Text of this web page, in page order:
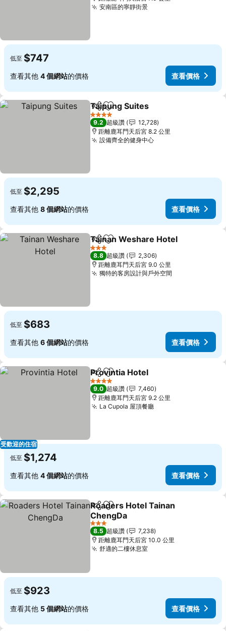
安南區的寧靜街景
低至 $747
查看其他 4 個網站的價格 查看價格
分享 加入我的最愛
Taipung Suites
4 星級
9.2 超級讚
12,728
距離鹿耳門天后宮 8.2 公里
設備齊全的健身中心
低至 $2,295
查看其他 8 個網站的價格 查看價格
分享 加入我的最愛
Tainan Weshare Hotel
3 星級
8.8 超級讚
2,306
距離鹿耳門天后宮 9.0 公里
獨特的客房設計與戶外空間
低至 $683
查看其他 6 個網站的價格 查看價格
受歡迎的住宿
分享 加入我的最愛
Provintia Hotel
4 星級
9.0 超級讚
7,460
距離鹿耳門天后宮 9.2 公里
La Cupola 屋頂餐廳
低至 $1,274
查看其他 4 個網站的價格 查看價格
分享 加入我的最愛
Roaders Hotel Tainan
ChengDa
3 星級
8.5 超級讚
7,238
距離鹿耳門天后宮 10.0 公里
舒適的二樓休息室
低至 $923
查看其他 5 個網站的價格 查看價格